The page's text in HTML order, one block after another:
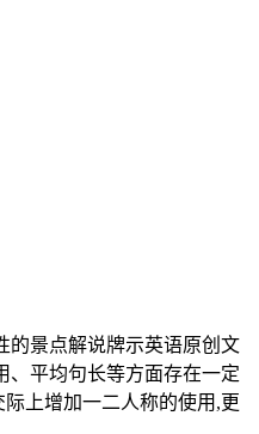
的景点解说牌示英语原创文
、平均句长等方面存在一定
上增加一二人称的使用,更